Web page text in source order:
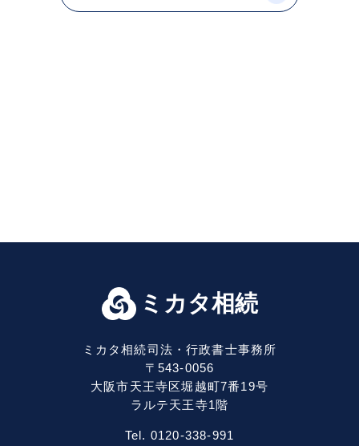
ミカタ相続
ミカタ相続司法・行政書士事務所
〒543-0056
大阪市天王寺区堀越町7番19号
ラルテ天王寺1階
Tel. 0120-338-991